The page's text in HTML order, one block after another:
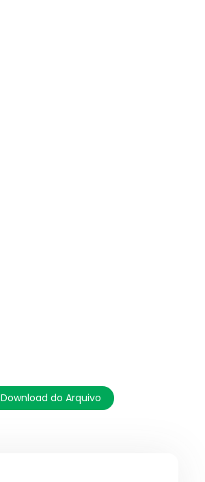
Download do Arquivo